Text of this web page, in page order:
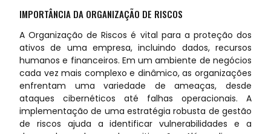
IMPORTÂNCIA DA ORGANIZAÇÃO DE RISCOS
A Organização de Riscos é vital para a proteção dos
ativos de uma empresa, incluindo dados, recursos
humanos e financeiros. Em um ambiente de negócios
cada vez mais complexo e dinâmico, as organizações
enfrentam uma variedade de ameaças, desde
ataques cibernéticos até falhas operacionais. A
implementação de uma estratégia robusta de gestão
de riscos ajuda a identificar vulnerabilidades e a